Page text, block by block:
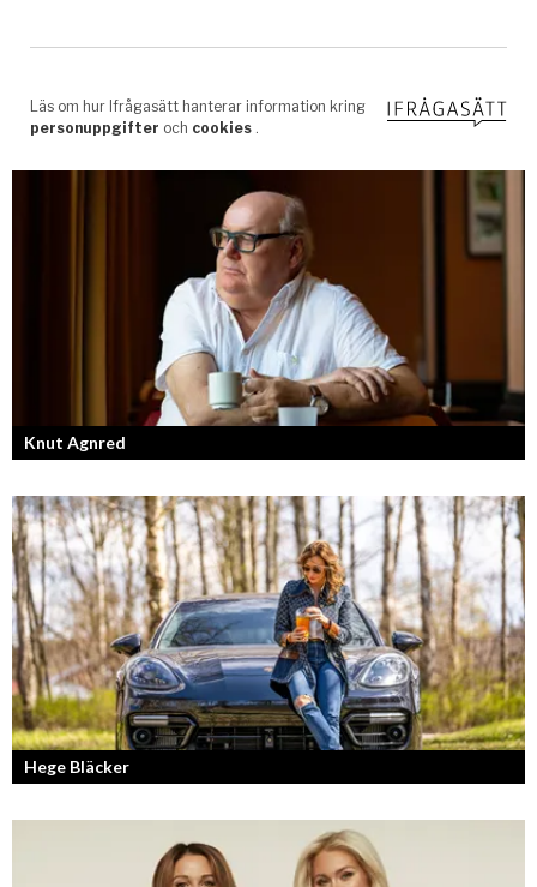
Knut Agnred
Knut Agnred är mannen och den tidlösa legenden inom spektakulära
utfall och dramatisk tänkvärdhet.
Hege Bläcker
Bilfantast, influencer och en av Lidköpings mest framgångsrika